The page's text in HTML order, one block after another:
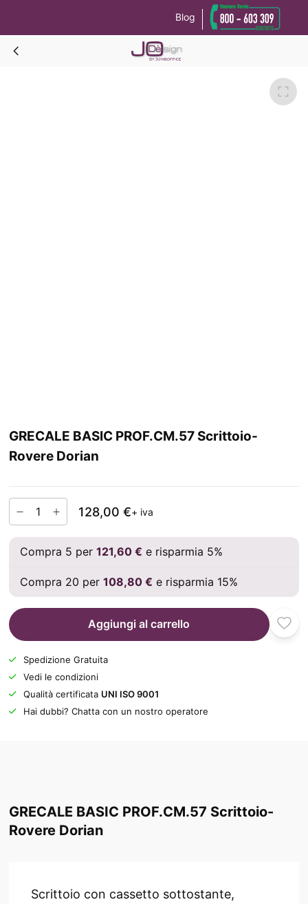
Blog
GRECALE BASIC PROF.CM.57 Scrittoio-
Rovere Dorian
128,00 €+ iva
Compra 5 per 121,60 € e risparmia 5%
Compra 20 per 108,80 € e risparmia 15%
Aggiungi al carrello
Spedizione Gratuita
Vedi le condizioni
Qualità certificata UNI ISO 9001
Hai dubbi? Chatta con un nostro operatore
GRECALE BASIC PROF.CM.57 Scrittoio-
Rovere Dorian
Scrittoio con cassetto sottostante,
Informativa sulla raccolta
Le tue preferenze relative alla privacy